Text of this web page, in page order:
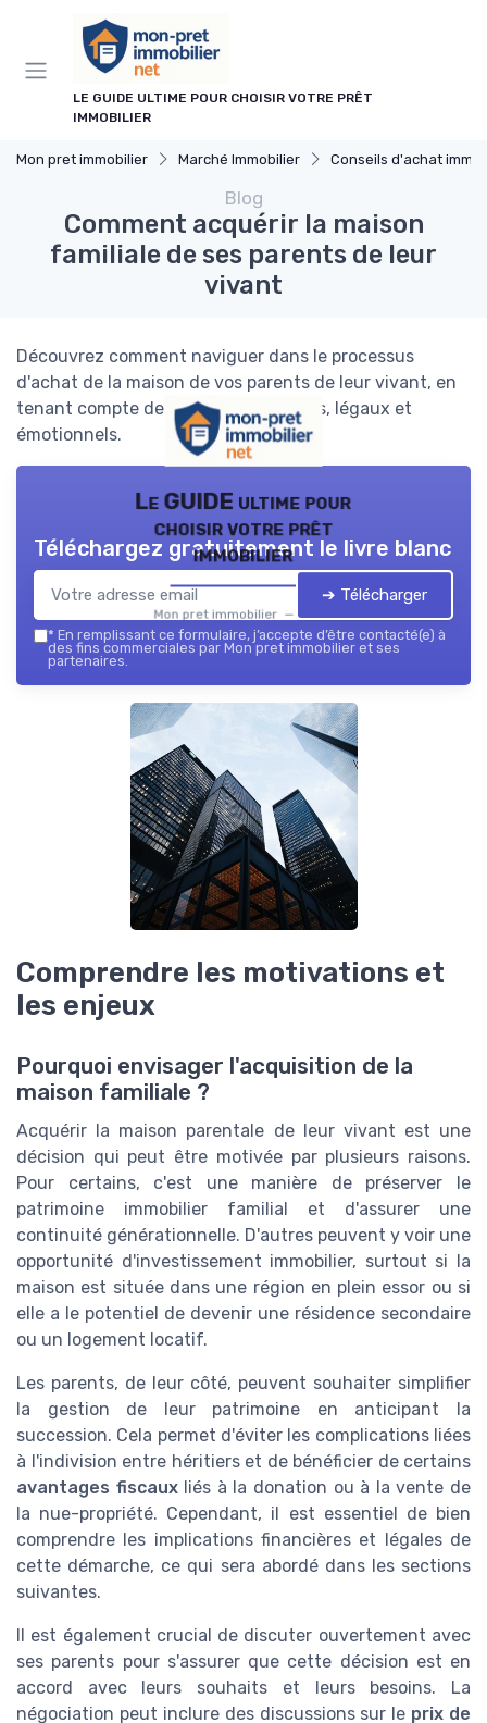
LE GUIDE ULTIME POUR CHOISIR VOTRE PRÊT
IMMOBILIER
Mon pret immobilier Marché Immobilier Conseils d'achat
Blog
Comment acquérir la maison
familiale de ses parents de leur
vivant
Découvrez comment naviguer dans le processus
d'achat de la maison de vos parents de leur vivant, en
tenant compte des aspects financiers, légaux et
émotionnels.
Le GUIDE ultime pour
choisir votre prêt
immobilier
Mon pret immobilier — 2026
Téléchargez gratuitement le livre blanc
➔ Télécharger
* En remplissant ce formulaire, j’accepte d’être contacté(e) à
des fins commerciales par Mon pret immobilier et ses
partenaires.
Comprendre les motivations et
les enjeux
Pourquoi envisager l'acquisition de la
maison familiale ?
Acquérir la maison parentale de leur vivant est une
décision qui peut être motivée par plusieurs raisons.
Pour certains, c'est une manière de préserver le
patrimoine immobilier familial et d'assurer une
continuité générationnelle. D'autres peuvent y voir une
opportunité d'investissement immobilier, surtout si la
maison est située dans une région en plein essor ou si
elle a le potentiel de devenir une résidence secondaire
ou un logement locatif.
Les parents, de leur côté, peuvent souhaiter simplifier
la gestion de leur patrimoine en anticipant la
succession. Cela permet d'éviter les complications liées
à l'indivision entre héritiers et de bénéficier de certains
avantages fiscauxliés à la donation ou à la vente de
la nue-propriété. Cependant, il est essentiel de bien
comprendre les implications financières et légales de
cette démarche, ce qui sera abordé dans les sections
suivantes.
Il est également crucial de discuter ouvertement avec
ses parents pour s'assurer que cette décision est en
accord avec leurs souhaits et leurs besoins. La
négociation peut inclure des discussions sur le prix de